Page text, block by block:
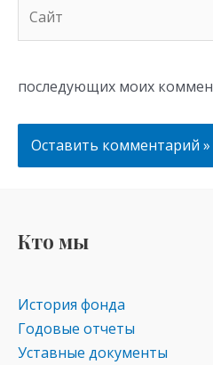
последующих моих
Кто мы
История фонда
Годовые отчеты
Уставные документы